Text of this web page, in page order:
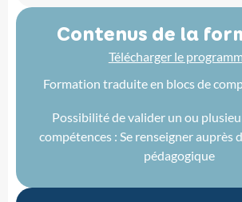
Contenus de la
Télécharger le
Formation traduite en blocs de
Possibilité de valider un ou
compétences : Se renseigner auprès
pédagogique